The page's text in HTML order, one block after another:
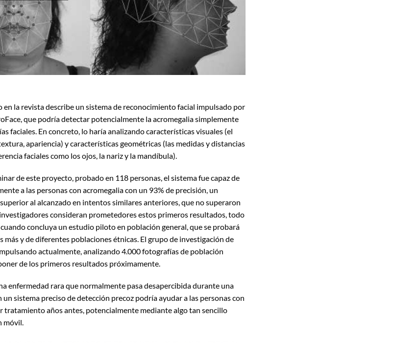
en la revista describe un sistema de reconocimiento facial impulsado por
que podría detectar potencialmente la acromegalia simplemente
faciales. En concreto, lo haría analizando características visuales (el
apariencia) y características geométricas (las medidas y distancias
faciales como los ojos, la nariz y la mandíbula).
de este proyecto, probado en 118 personas, el sistema fue capaz de
a las personas con acromegalia con un 93% de precisión, un
al alcanzado en intentos similares anteriores, que no superaron
consideran prometedores estos primeros resultados, todo
concluya un estudio piloto en población general, que se probará
más y de diferentes poblaciones étnicas. El grupo de investigación de
actualmente, analizando 4.000 fotografías de población
de los primeros resultados próximamente.
enfermedad rara que normalmente pasa desapercibida durante una
un sistema preciso de detección precoz podría ayudar a las personas con
tratamiento años antes, potencialmente mediante algo tan sencillo
móvil.